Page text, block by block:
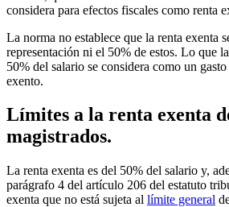
considera para efectos fiscales como renta
La norma no establece que la renta exenta
representación ni el 50% de estos. Lo que
50% del salario se considera como un
exento.
Límites a la renta exenta
magistrados.
La renta exenta es del 50% del salario y,
parágrafo 4 del artículo 206 del estatuto
exenta que no está sujeta al límite general